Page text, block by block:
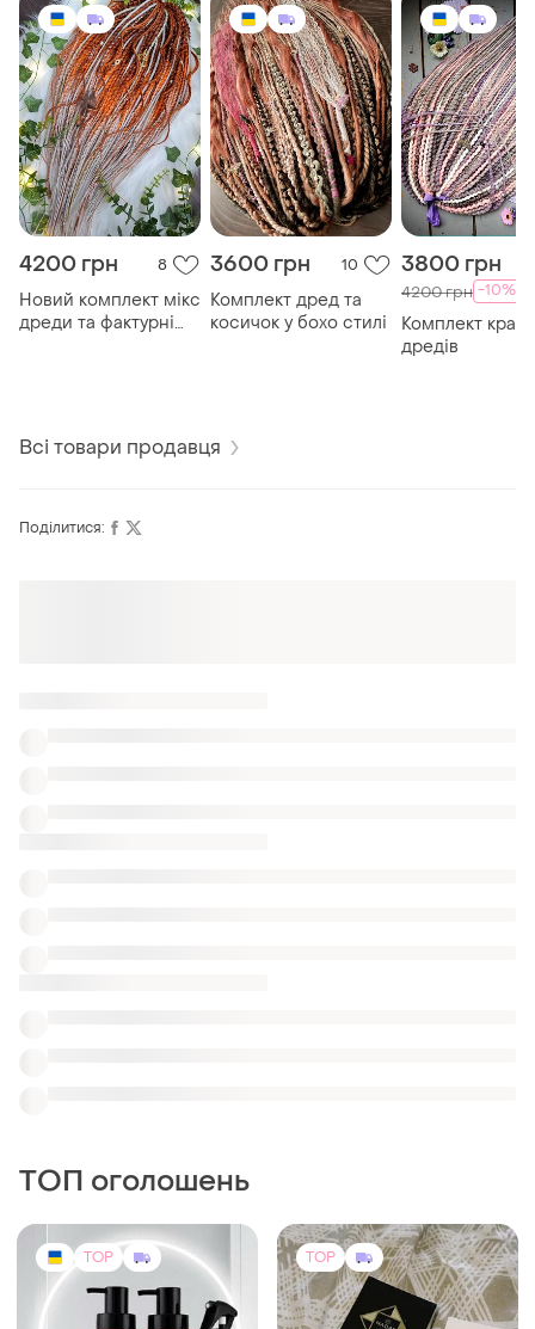
4200 грн 8
Новий комплект мікс
дреди та фактурні
3600 грн 10
Комплект дред та
косичок у бохо стилі
3800 грн
4200 грн -10%
Комплект
дредів
Всі товари продавця
Поділитися:
1070 грн -2%
Професійний набір для
відновлення волосся з
олією марули від bogenia
Інший
Шампунь та кондиціонер
бренд hadat
250 мл